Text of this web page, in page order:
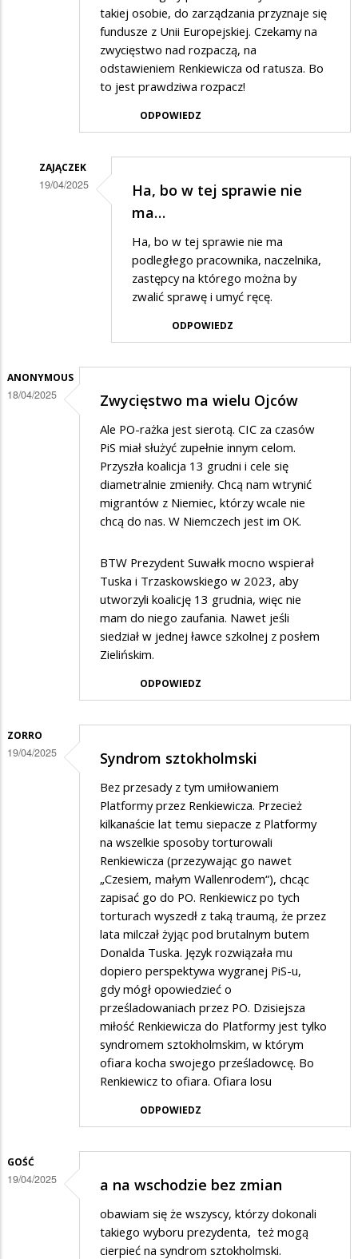
takiej osobie, do zarządzania przyznaje się
fundusze z Unii Europejskiej. Czekamy na
zwycięstwo nad rozpaczą, na
odstawieniem Renkiewicza od ratusza. Bo
to jest prawdziwa rozpacz!
ODPOWIEDZ
ZAJĄCZEK
19/04/2025
Renkiewicz,
jak
dziecko
Ha, bo w tej sprawie nie
ma…
Ha, bo w tej sprawie nie ma
podległego pracownika, naczelnika,
zastępcy na którego można by
zwalić sprawę i umyć ręcę.
ODPOWIEDZ
ANONYMOUS
18/04/2025 Zwycięstwo ma wielu Ojców
Ale PO-rażka jest sierotą. CIC za czasów
PiS miał służyć zupełnie innym celom.
Przyszła koalicja 13 grudni i cele się
diametralnie zmieniły. Chcą nam wtrynić
migrantów z Niemiec, którzy wcale nie
chcą do nas. W Niemczech jest im OK.
BTW Prezydent Suwałk mocno wspierał
Tuska i Trzaskowskiego w 2023, aby
utworzyli koalicję 13 grudnia, więc nie
mam do niego zaufania. Nawet jeśli
siedział w jednej ławce szkolnej z posłem
Zielińskim.
ODPOWIEDZ
ZORRO
19/04/2025 Syndrom sztokholmski
Bez przesady z tym umiłowaniem
Platformy przez Renkiewicza. Przecież
kilkanaście lat temu siepacze z Platformy
na wszelkie sposoby torturowali
Renkiewicza (przezywając go nawet
„Czesiem, małym Wallenrodem“), chcąc
zapisać go do PO. Renkiewicz po tych
torturach wyszedł z taką traumą, że przez
lata milczał żyjąc pod brutalnym butem
Donalda Tuska. Język rozwiązała mu
dopiero perspektywa wygranej PiS-u,
gdy mógł opowiedzieć o
prześladowaniach przez PO. Dzisiejsza
miłość Renkiewicza do Platformy jest tylko
syndromem sztokholmskim, w którym
ofiara kocha swojego prześladowcę. Bo
Renkiewicz to ofiara. Ofiara losu
ODPOWIEDZ
GOŚĆ
19/04/2025 a na wschodzie bez zmian
obawiam się że wszyscy, którzy dokonali
takiego wyboru prezydenta, też mogą
cierpieć na syndrom sztokholmski.